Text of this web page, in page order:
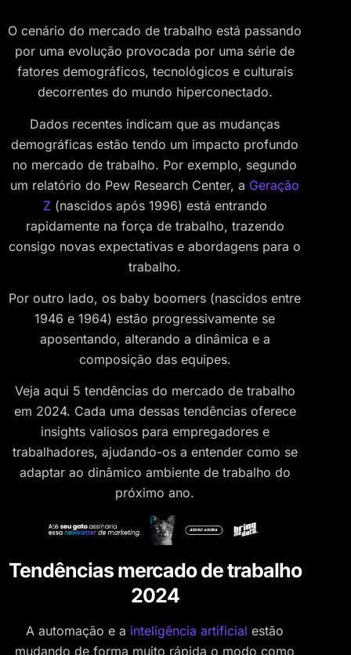
O cenário do mercado de trabalho está passando
por uma evolução provocada por uma série de
fatores demográficos, tecnológicos e culturais
decorrentes do mundo hiperconectado.
Dados recentes indicam que as mudanças
demográficas estão tendo um impacto profundo
no mercado de trabalho. Por exemplo, segundo
um relatório do Pew Research Center, a Geração
Z (nascidos após 1996) está entrando
rapidamente na força de trabalho, trazendo
consigo novas expectativas e abordagens para o
trabalho.
Por outro lado, os baby boomers (nascidos entre
1946 e 1964) estão progressivamente se
aposentando, alterando a dinâmica e a
composição das equipes.
Veja aqui 5 tendências do mercado de trabalho
em 2024. Cada uma dessas tendências oferece
insights valiosos para empregadores e
trabalhadores, ajudando-os a entender como se
adaptar ao dinâmico ambiente de trabalho do
próximo ano.
Tendências mercado de trabalho
2024
A automação e a inteligência artificial estão
mudando de forma muito rápida o modo como